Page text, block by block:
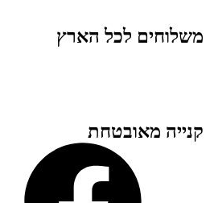
משלוחים לכל הארץ
קנייה מאובטחת